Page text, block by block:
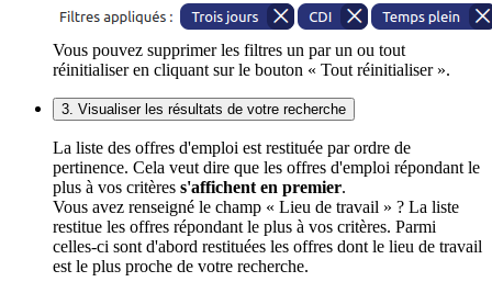
Vous pouvez supprimer les filtres un par un ou tout
réinitialiser en cliquant sur le bouton « Tout réinitialiser ».
3. Visualiser les résultats de votre recherche
La liste des offres d'emploi est restituée par ordre de
pertinence. Cela veut dire que les offres d'emploi répondant le
plus à vos critères s'affichent en premier.
Vous avez renseigné le champ « Lieu de travail » ? La liste
restitue les offres répondant le plus à vos critères. Parmi
celles-ci sont d'abord restituées les offres dont le lieu de travail
est le plus proche de votre recherche.